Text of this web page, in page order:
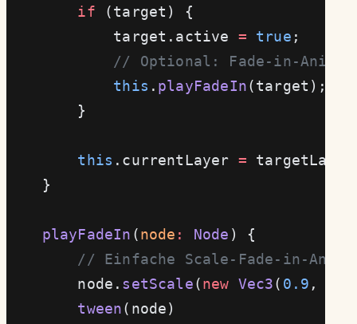
        if
(target) {
            target.active
= true ;
// Optional: Fade-in-
            this
. playFadeIn(target);
        }
        this
.currentLayer =
    }
    playFadeIn
(node : Node ) {
// Einfache Scale-Fade-in-
        node.
setScale(new Vec3( 0.9 ,
        tween
(node)